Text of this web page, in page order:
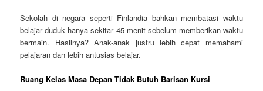
Sekolah di negara seperti Finlandia bahkan membatasi waktu
belajar duduk hanya sekitar 45 menit sebelum memberikan waktu
bermain. Hasilnya? Anak-anak justru lebih cepat memahami
pelajaran dan lebih antusias belajar.
Ruang Kelas Masa Depan Tidak Butuh Barisan Kursi